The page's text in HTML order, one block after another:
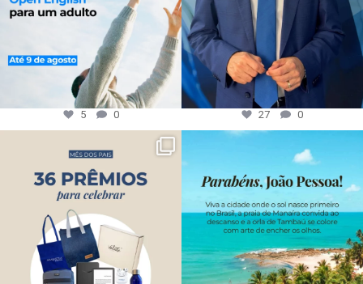
5 0 27 0